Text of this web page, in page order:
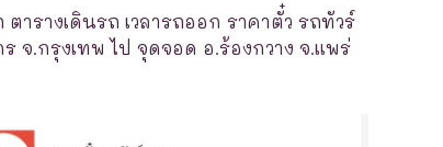
ารางเดินรถ เวลารถออก ราคาตั๋ว รถทัวร์
จ.กรุงเทพ ไป จุดจอด อ.ร้องกวาง จ.แพร่